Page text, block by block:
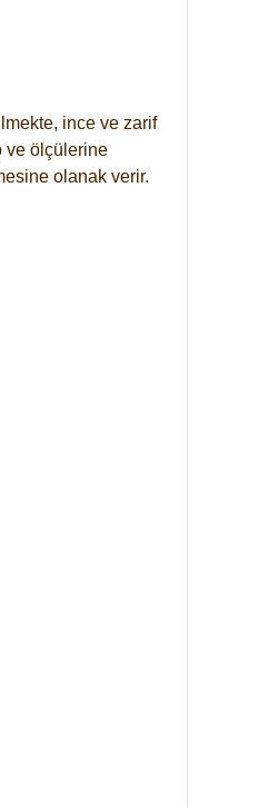
ince ve zarif
ve ölçülerine
olanak verir.